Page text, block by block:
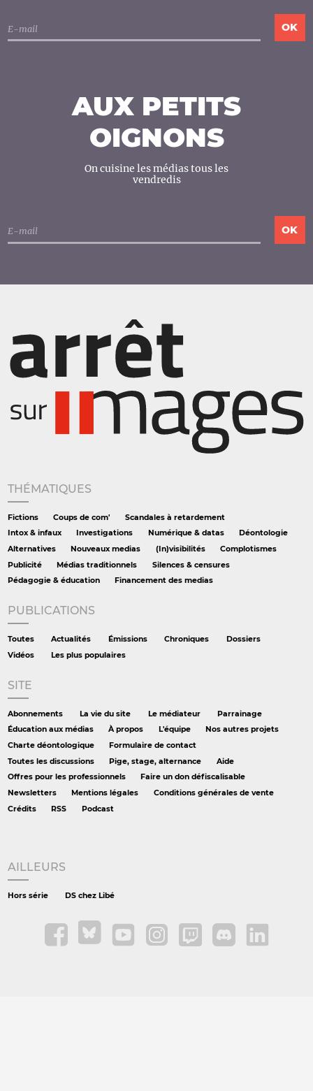
AUX PETITS
OIGNONS
On cuisine les médias tous les
vendredis
THÉMATIQUES
Fictions Coups de com'
Scandales à retardement
Intox & infaux
Investigations Numérique & datas
Déontologie
Alternatives
Nouveaux medias (In)visibilités
Complotismes
Publicité
Médias traditionnels
Silences & censures
Pédagogie & éducation
Financement des medias
PUBLICATIONS
Toutes Actualités Émissions Chroniques
Dossiers
Vidéos
Les plus populaires
SITE
Abonnements La vie du site Le médiateur
Parrainage
Éducation aux médias
À propos L'équipe
Nos autres projets
Charte déontologique
Formulaire de contact
Toutes les discussions
Pige, stage, alternance
Aide
Offres pour les professionnels
Faire un don défiscalisable
Newsletters
Mentions légales
Conditions générales de vente
Crédits
RSS Podcast
AILLEURS
Hors série DS chez Libé